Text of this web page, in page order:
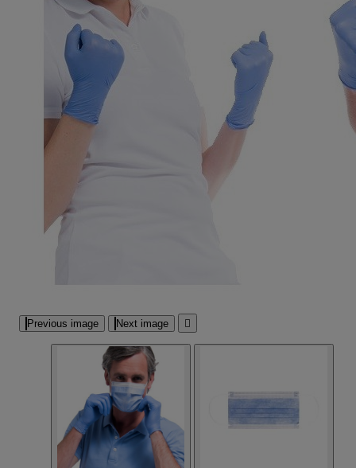
Previous image Next image 